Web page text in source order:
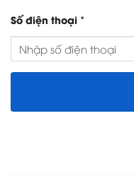
Số điện thoại *